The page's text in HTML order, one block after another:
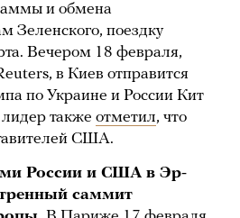
и обмена
Зеленского, поездку
Вечером 18 февраля,
в Киев отправится
по Украине и России Кит
также отметил, что
США.
России и США в Эр-
саммит